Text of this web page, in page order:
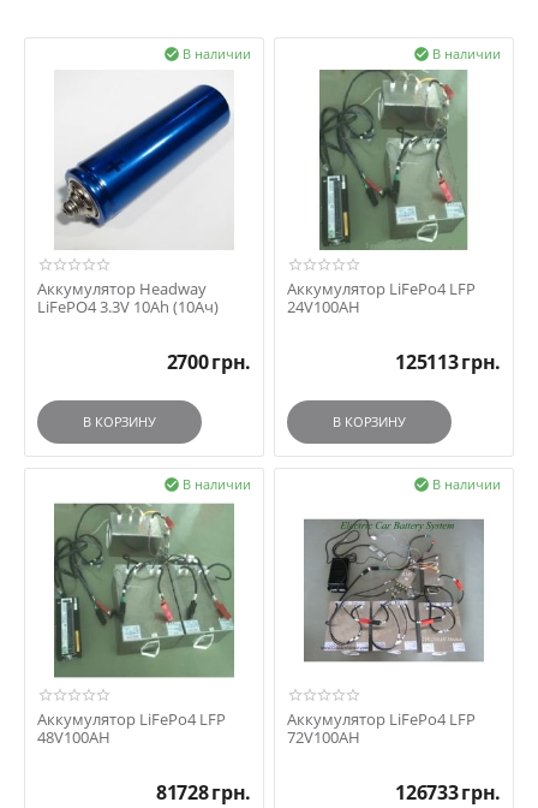
В наличии

Аккумулятор Headway
LiFePO4 3.3V 10Ah (10Ач)
2700грн.
В КОРЗИНУ
В наличии

Аккумулятор LiFePo4 LFP
24V100AH
125113грн.
В КОРЗИНУ
В наличии

Аккумулятор LiFePo4 LFP
48V100AH
81728грн.
В наличии

Аккумулятор LiFePo4 LFP
72V100AH
126733грн.